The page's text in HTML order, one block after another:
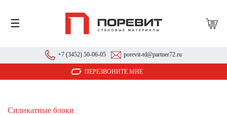
☰
+7 (3452) 50-06-05 porevit-td@partner72.ru
ПЕРЕЗВОНИТЕ МНЕ
Силикатные блоки